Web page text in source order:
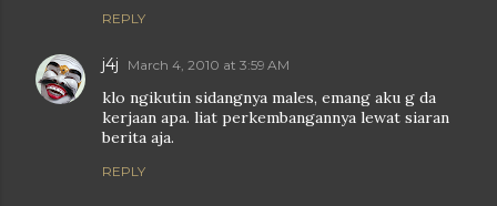
REPLY
j4j March 4, 2010 at 3:59 AM
klo ngikutin sidangnya males, emang aku g da
kerjaan apa. liat perkembangannya lewat siaran
berita aja.
REPLY